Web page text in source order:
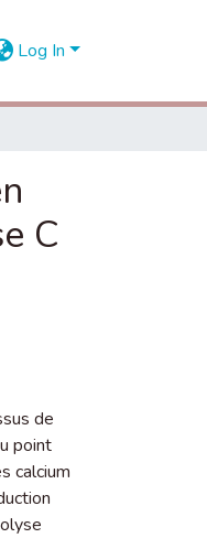
Log In
C
de
point
calcium